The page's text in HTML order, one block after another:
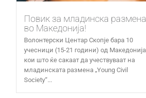
Повик за младинска размена
во Македонија!
Волонтерски Центар Скопје бара 10
учесници (15-21 години) од Македонија,
кои што ќе сакаат да учествуваат на
младинската размена „Young Civil
Society“...